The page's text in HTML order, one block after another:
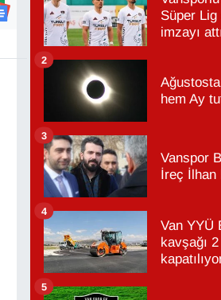
Süper
imzayı
hem Ay
2
Vanspor
İreç İlhan
3
Van YYÜ
kavşağı
4
5